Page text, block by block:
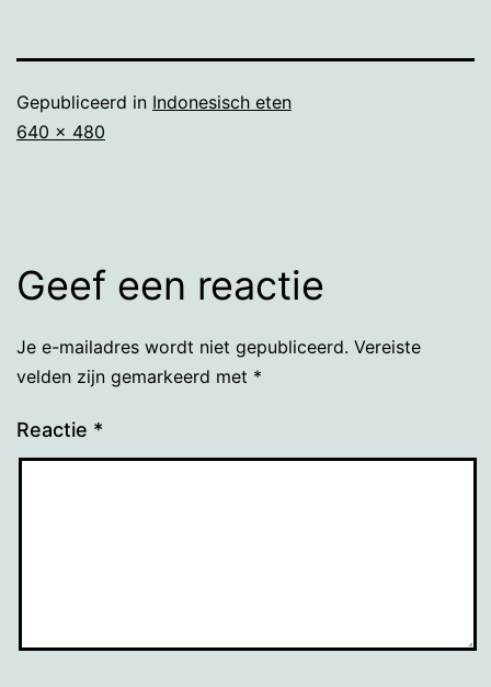
Gepubliceerd in Indonesisch eten
Volledige
640 × 480
Geef een reactie
Je e-mailadres wordt niet gepubliceerd. Vereiste
velden zijn gemarkeerd met *
Reactie *